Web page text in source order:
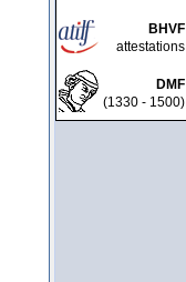
BHVF
attestations
DMF
(1330 - 1500)